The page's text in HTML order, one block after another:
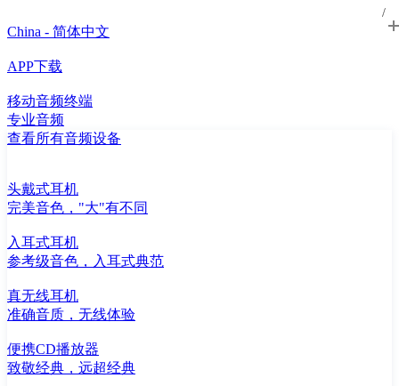
China - 简体中文
APP下载
移动音频终端
专业音频
查看所有音频设备
头戴式耳机
完美音色，"大"有不同
入耳式耳机
参考级音色，入耳式典范
真无线耳机
准确音质，无线体验
便携CD播放器
致敬经典，远超经典